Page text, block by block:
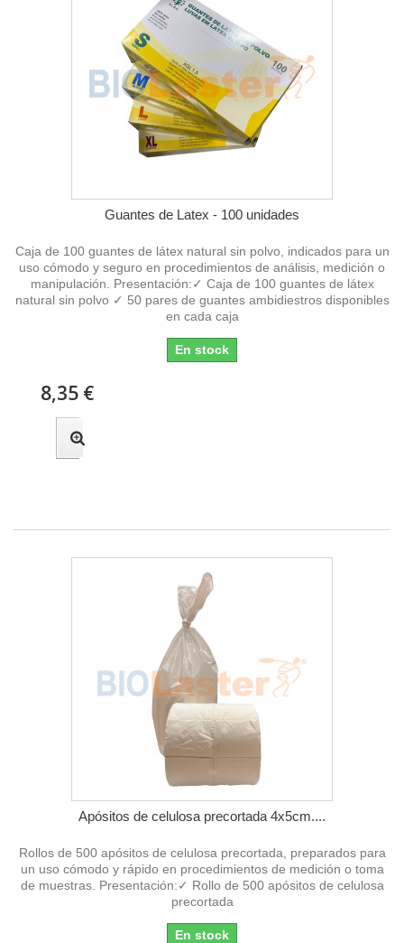
Guantes de Latex - 100 unidades
Caja de 100 guantes de látex natural sin polvo, indicados para un
uso cómodo y seguro en procedimientos de análisis, medición o
manipulación. Presentación:✓ Caja de 100 guantes de látex
natural sin polvo ✓ 50 pares de guantes ambidiestros disponibles
en cada caja
En stock
8,35 €
Apósitos de celulosa precortada 4x5cm....
Rollos de 500 apósitos de celulosa precortada, preparados para
un uso cómodo y rápido en procedimientos de medición o toma
de muestras. Presentación:✓ Rollo de 500 apósitos de celulosa
precortada
En stock